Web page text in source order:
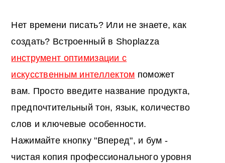
Нет времени писать? Или не знаете, как
создать? Встроенный в Shoplazza
инструмент оптимизации с
искусственным интеллектом поможет
вам. Просто введите название продукта,
предпочтительный тон, язык, количество
слов и ключевые особенности.
Нажимайте кнопку "Вперед", и бум -
чистая копия профессионального уровня